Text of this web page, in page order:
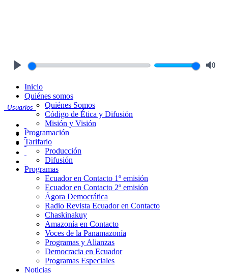
Usuarios
Inicio
Quiénes somos
Quiénes Somos
Código de Ética y Difusión
Misión y Visión
Programación
Tarifario
Producción
Difusión
Programas
Ecuador en Contacto 1º emisión
Ecuador en Contacto 2º emisión
Ágora Democrática
Radio Revista Ecuador en Contacto
Chaskinakuy
Amazonía en Contacto
Voces de la Panamazonía
Programas y Alianzas
Democracia en Ecuador
Programas Especiales
Noticias